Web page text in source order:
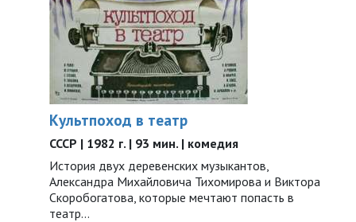
Культпоход в театр
СССР | 1982 г. | 93 мин. | комедия
История двух деревенских музыкантов,
Александра Михайловича Тихомирова и Виктора
Скоробогатова, которые мечтают попасть в
театр…